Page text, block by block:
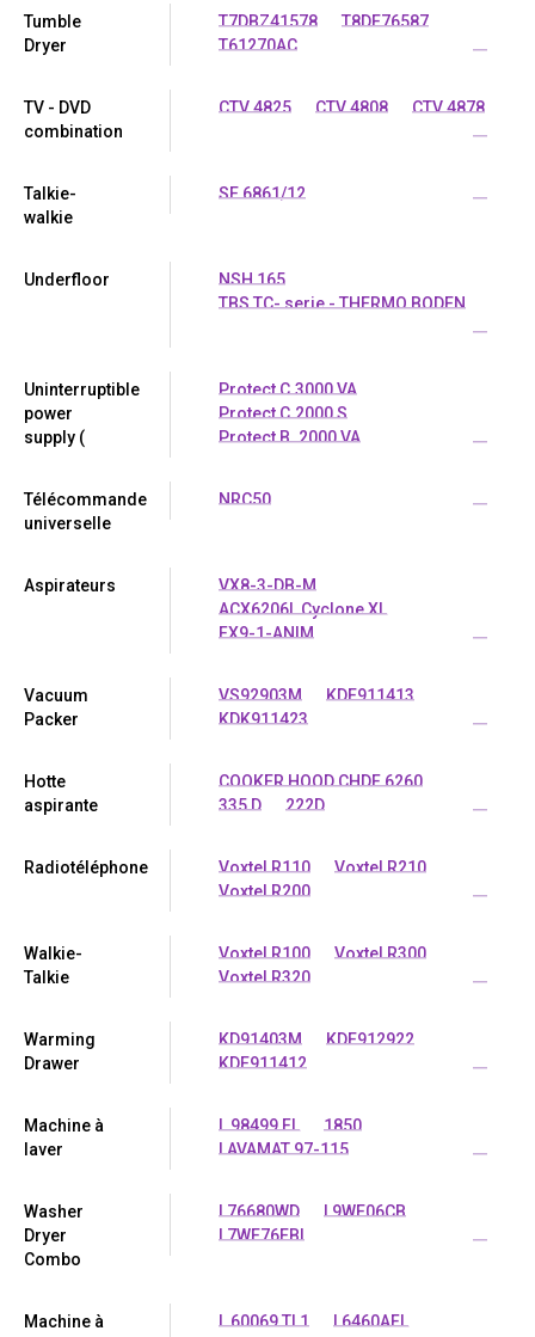
Tumble
Dryer
T7DBZ41578
T8DE76587
T61270AC
...
TV - DVD
combination
CTV 4825 CTV 4808
CTV 4878
...
Talkie-
walkie
SE 6861/12 ...
Underfloor
NSH 165
TBS TC- serie - THERMO BODEN
...
Uninterruptible
power
supply (
Protect C.3000 VA
Protect C.2000 S
Protect B. 2000 VA
...
Télécommande
universelle
NRC50 ...
Aspirateurs
VX8-3-DB-M
ACX6206L Cyclone XL
FX9-1-ANIM
...
Vacuum
Packer
VS92903M
KDE911413
KDK911423
...
Hotte
aspirante
COOKER HOOD CHDF 6260
335 D
222D ...
Radiotéléphone Voxtel R110
Voxtel R210
Voxtel R200
...
Walkie-
Talkie
Voxtel R100
Voxtel R300
Voxtel R320
...
Warming
Drawer
KD91403M
KDE912922
KDE911412
...
Machine à
laver
L 98499 FL
1850
LAVAMAT 97-115
...
Washer
Dryer
Combo
L76680WD
L9WE06CB
L7WE76EBI
...
Machine à
L 60069 TL1
L6460AFL